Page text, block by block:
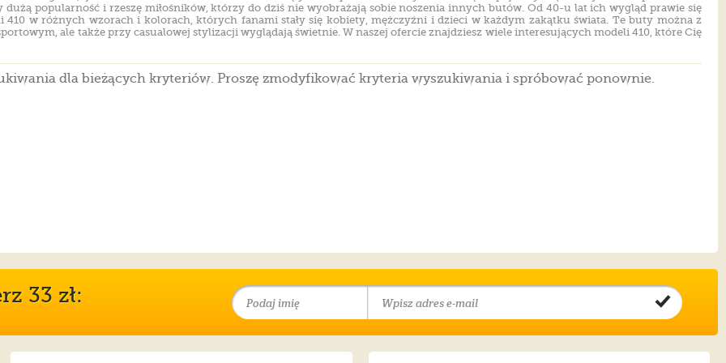
Timberland 6 IN
Puma Motorsport
Timberland 6 IN
dużą popularność i rzeszę miłośników, którzy do dziś nie wyobrażają sobie noszenia innych butów. Od 40-u lat ich wygląd prawie się
410 w różnych wzorach i kolorach, których fanami stały się kobiety, mężczyźni i dzieci w każdym zakątku świata. Te buty można z
ale także przy casualowej stylizacji wyglądają świetnie. W naszej ofercie znajdziesz wiele interesujących modeli 410, które Cię
dla bieżących kryteriów. Proszę zmodyfikować kryteria wyszukiwania i spróbować ponownie.
33 zł: